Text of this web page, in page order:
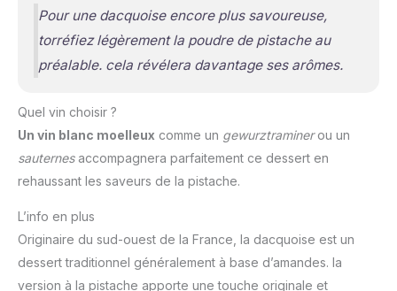
Pour une dacquoise encore plus savoureuse,
torréfiez légèrement la poudre de pistache au
préalable. cela révélera davantage ses arômes.
Quel vin choisir ?
Un vin blanc moelleux comme un gewurztraminerou un
sauternesaccompagnera parfaitement ce dessert en
rehaussant les saveurs de la pistache.
L’info en plus
Originaire du sud-ouest de la France, la dacquoise est un
dessert traditionnel généralement à base d’amandes. la
version à la pistache apporte une touche originale et